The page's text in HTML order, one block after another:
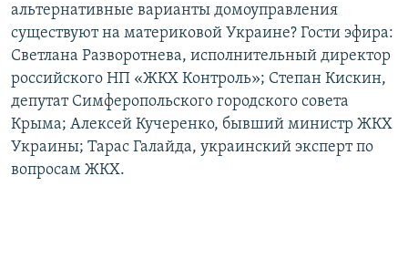
альтернативные варианты домоуправления
существуют на материковой Украине? Гости эфира:
Светлана Разворотнева, исполнительный директор
российского НП «ЖКХ Контроль»; Степан Кискин,
депутат Симферопольского городского совета
Крыма; Алексей Кучеренко, бывший министр ЖКХ
Украины; Тарас Галайда, украинский эксперт по
вопросам ЖКХ.